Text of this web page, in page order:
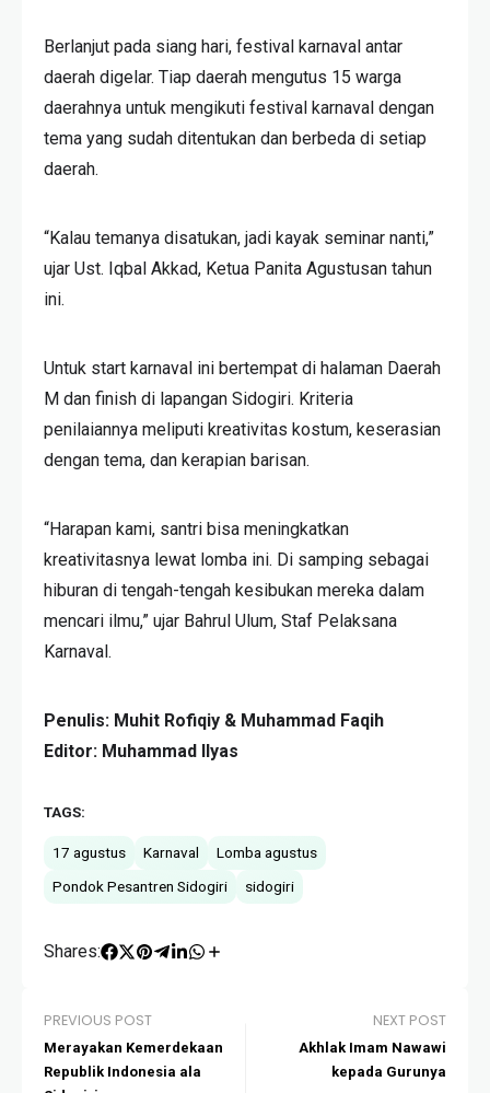
Berlanjut pada siang hari, festival karnaval antar
daerah digelar. Tiap daerah mengutus 15 warga
daerahnya untuk mengikuti festival karnaval dengan
tema yang sudah ditentukan dan berbeda di setiap
daerah.
“Kalau temanya disatukan, jadi kayak seminar nanti,”
ujar Ust. Iqbal Akkad, Ketua Panita Agustusan tahun
ini.
Untuk start karnaval ini bertempat di halaman Daerah
M dan finish di lapangan Sidogiri. Kriteria
penilaiannya meliputi kreativitas kostum, keserasian
dengan tema, dan kerapian barisan.
“Harapan kami, santri bisa meningkatkan
kreativitasnya lewat lomba ini. Di samping sebagai
hiburan di tengah-tengah kesibukan mereka dalam
mencari ilmu,” ujar Bahrul Ulum, Staf Pelaksana
Karnaval.
Penulis: Muhit Rofiqiy & Muhammad Faqih
Editor: Muhammad Ilyas
TAGS:
17 agustus Karnaval
Lomba agustus
Pondok Pesantren Sidogiri
sidogiri
Shares:
PREVIOUS POST
Merayakan Kemerdekaan
Republik Indonesia ala
NEXT POST
Akhlak Imam Nawawi
kepada Gurunya